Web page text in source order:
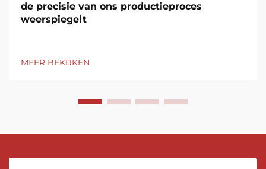
de precisie van ons productieproces
weerspiegelt
MEER BEKIJKEN